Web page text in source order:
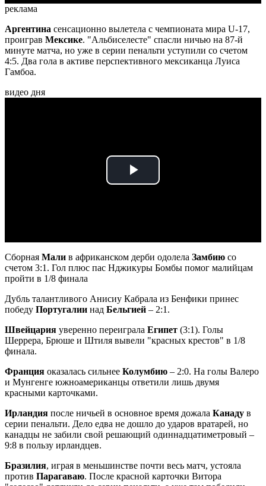
реклама
Аргентина сенсационно вылетела с чемпионата мира U-17,
проиграв Мексике. "Альбиселесте" спасли ничью на 87-й
минуте матча, но уже в серии пенальти уступили со счетом
4:5. Два гола в активе перспективного мексиканца Луиса
Гамбоа.
видео дня
Play
Сборная Мали в африканском дерби одолела Замбию со
счетом 3:1. Гол плюс пас Нджикуры Бомбы помог малийцам
пройти в 1/8 финала
Дубль талантливого Анисиу Кабрала из Бенфики принес
победу Португалии над Бельгией – 2:1.
Швейцария уверенно переиграла Египет (3:1). Голы
Шеррера, Брюше и Штиля вывели "красных крестов" в 1/8
финала.
Франция оказалась сильнее Колумбию – 2:0. На голы Валеро
и Мунгенге южноамериканцы ответили лишь двумя
красными карточками.
Ирландия после ничьей в основное время дожала Канаду в
серии пенальти. Дело едва не дошло до ударов вратарей, но
канадцы не забили свой решающий одиннадцатиметровый –
9:8 в пользу ирландцев.
Бразилия, играя в меньшинстве почти весь матч, устояла
против Парагаваю. После красной карточки Витора